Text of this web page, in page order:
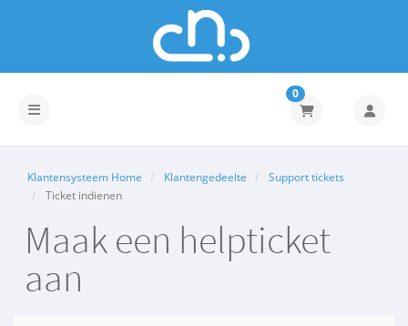
Navigatie in-/uitschakelen
0
Klantensysteem Home Klantengedeelte
Support tickets
Ticket indienen
Maak een helpticket
aan